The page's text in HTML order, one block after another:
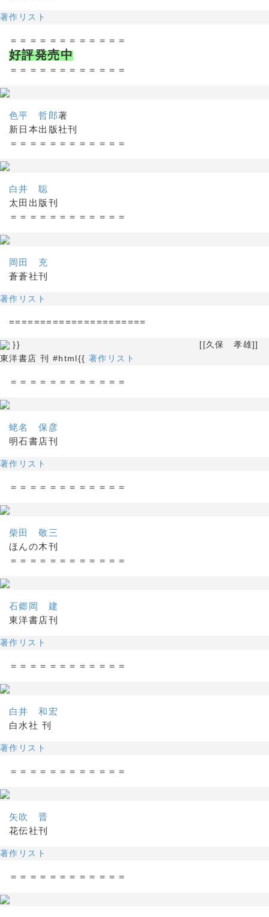
著作リスト
＝＝＝＝＝＝＝＝＝＝＝＝
好評発売中
＝＝＝＝＝＝＝＝＝＝＝＝
色平 哲郎著
新日本出版社刊
＝＝＝＝＝＝＝＝＝＝＝＝
白井 聡
太田出版刊
＝＝＝＝＝＝＝＝＝＝＝＝
岡田 充
蒼蒼社刊
著作リスト
======================
}} [[久保 孝雄]]
東洋書店 刊 #html{{ 著作リスト
＝＝＝＝＝＝＝＝＝＝＝＝
蛯名 保彦
明石書店刊
著作リスト
＝＝＝＝＝＝＝＝＝＝＝＝
柴田 敬三
ほんの木刊
＝＝＝＝＝＝＝＝＝＝＝＝
石郷岡 建
東洋書店刊
著作リスト
＝＝＝＝＝＝＝＝＝＝＝＝
白井 和宏
白水社 刊
著作リスト
＝＝＝＝＝＝＝＝＝＝＝＝
矢吹 晋
花伝社刊
著作リスト
＝＝＝＝＝＝＝＝＝＝＝＝